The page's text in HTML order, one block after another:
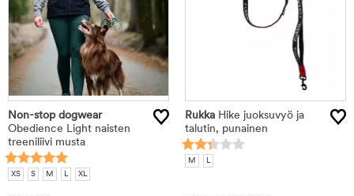
Non-stop dogwear
Obedience Light naisten
treeniliivi musta
XS S M L XL
Rukka Hike juoksuvyö ja
talutin, punainen
M L